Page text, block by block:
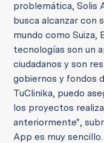
problemática, Solis
busca alcanzar con
mundo como Suiza,
tecnologías son un
ciudadanos y son
gobiernos y fondos
TuClinika, puedo
los proyectos
anteriormente",
App es muy